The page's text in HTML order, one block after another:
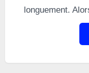
longuement.
peut ne durer
peut durer des